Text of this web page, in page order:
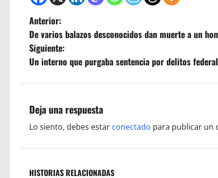
N
a
v
g
a
i
Anterior:
De varios balazos desconocidos dan muerte a un
Siguiente:
Un interno que purgaba sentencia por delitos
Deja una respuesta
Lo siento, debes estar conectado para publicar un
HISTORIAS RELACIONADAS